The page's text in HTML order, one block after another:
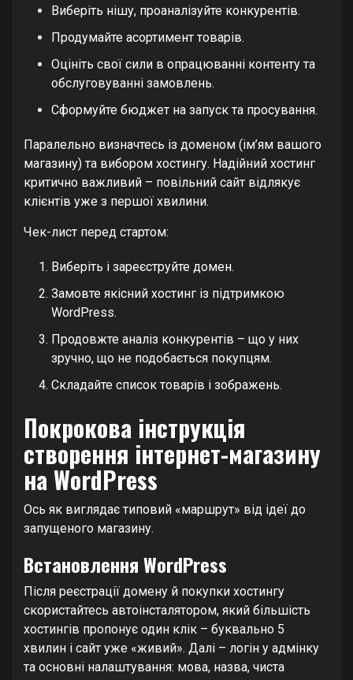
Виберіть нішу, проаналізуйте конкурентів.
Продумайте асортимент товарів.
Оцініть свої сили в опрацюванні контенту та
обслуговуванні замовлень.
Сформуйте бюджет на запуск та просування.
Паралельно визначтесь із доменом (ім’ям вашого
магазину) та вибором хостингу. Надійний хостинг
критично важливий – повільний сайт відлякує
клієнтів уже з першої хвилини.
Чек-лист перед стартом:
Виберіть і зареєструйте домен.
Замовте якісний хостинг із підтримкою
WordPress.
Продовжте аналіз конкурентів – що у них
зручно, що не подобається покупцям.
Складайте список товарів і зображень.
Покрокова інструкція
створення інтернет-магазину
на WordPress
Ось як виглядає типовий «маршрут» від ідеї до
запущеного магазину.
Встановлення WordPress
Після реєстрації домену й покупки хостингу
скористайтесь автоінсталятором, який більшість
хостингів пропонує один клік – буквально 5
хвилин і сайт уже «живий». Далі – логін у адмінку
та основні налаштування: мова, назва, чиста